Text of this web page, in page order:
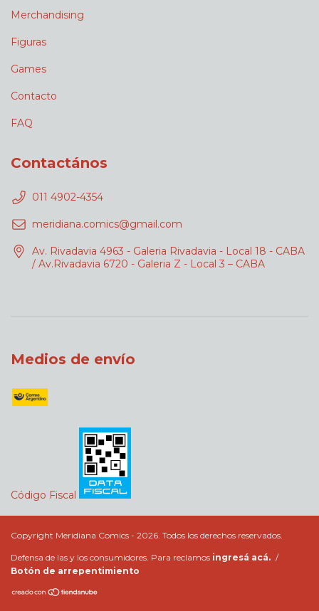
Merchandising
Figuras
Games
Contacto
FAQ
Contactános
011 4902-4354
meridiana.comics@gmail.com
Av. Rivadavia 4963 - Galeria Rivadavia - Local 18 - CABA
/ Av.Rivadavia 6720 - Galeria Z - Local 3 – CABA
Medios de envío
Código Fiscal
Copyright Meridiana Comics - 2026. Todos los derechos reservados.
Defensa de las y los consumidores. Para reclamos ingresá acá. /
Botón de arrepentimiento